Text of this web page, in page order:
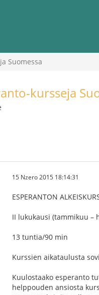
Suomessa
kursseja
15 Nzero 2015 18:14:31
ESPERANTON
II lukukausi (tammikuu –
13 tuntia/90 min
Kurssien aikataulusta
Kuulostaako esperanto
helppouden ansiosta